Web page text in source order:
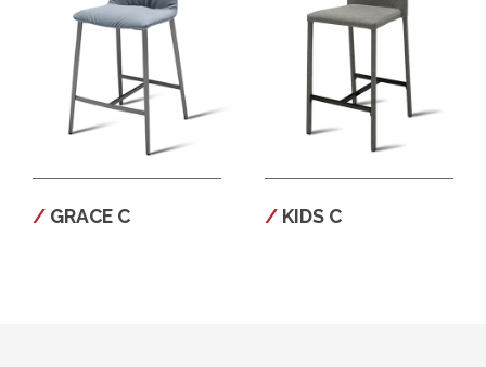
GRACE C KIDS C